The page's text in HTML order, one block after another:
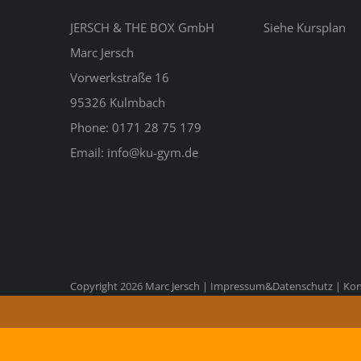
JERSCH & THE BOX GmbH
Marc Jersch
Vorwerkstraße 16
95326 Kulmbach
Phone: 0171 28 75 179
Email: info@ku-gym.de
Siehe Kursplan
Copyright 2026 Marc Jersch | Impressum&Datenschutz |